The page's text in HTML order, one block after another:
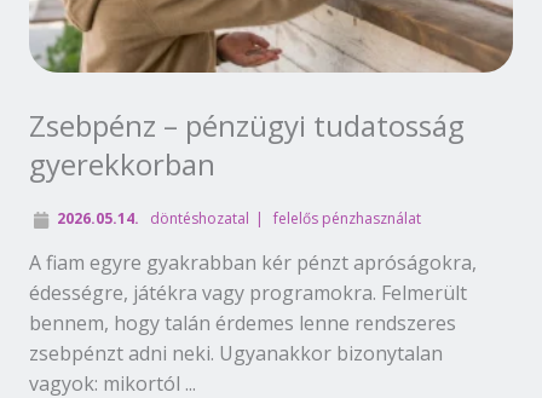
Zsebpénz – pénzügyi tudatosság
gyerekkorban
2026.05.14. döntéshozatal felelős pénzhasználat
A fiam egyre gyakrabban kér pénzt apróságokra,
édességre, játékra vagy programokra. Felmerült
bennem, hogy talán érdemes lenne rendszeres
zsebpénzt adni neki. Ugyanakkor bizonytalan
vagyok: mikortól ...